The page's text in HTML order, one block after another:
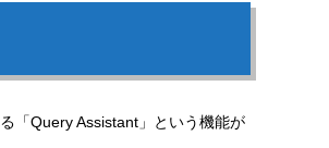
「Query Assistant」という機能が